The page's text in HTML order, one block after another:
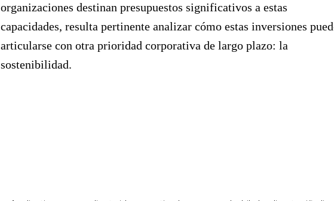
organizaciones destinan presupuestos significativos a estas
capacidades, resulta pertinente analizar cómo estas inversiones
articularse con otra prioridad corporativa de largo plazo: la
sostenibilidad.